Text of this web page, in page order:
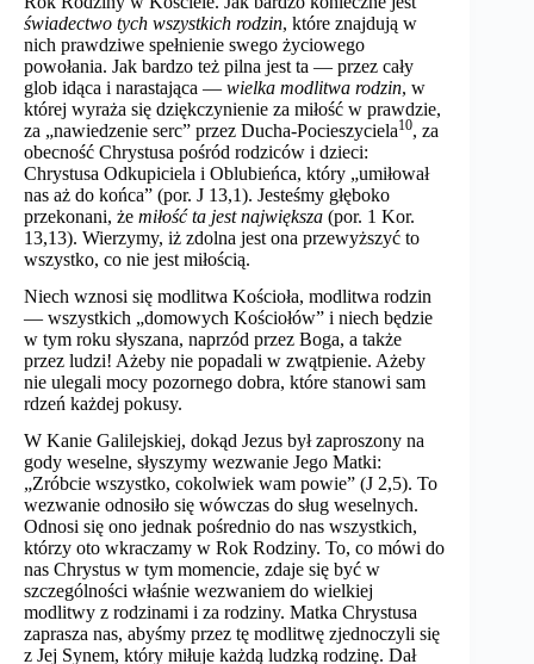
świadectwo tych wszystkich rodzin, które znajdują w
nich prawdziwe spełnienie swego życiowego
powołania. Jak bardzo też pilna jest ta — przez cały
glob idąca i narastająca — wielka modlitwa rodzin, w
której wyraża się dziękczynienie za miłość w prawdzie,
za „nawiedzenie serc” przez Ducha-Pocieszyciela10, za
obecność Chrystusa pośród rodziców i dzieci:
Chrystusa Odkupiciela i Oblubieńca, który „umiłował
nas aż do końca” (por. J 13,1). Jesteśmy głęboko
przekonani, że miłość ta jest największa (por. 1 Kor.
13,13). Wierzymy, iż zdolna jest ona przewyższyć to
wszystko, co nie jest miłością.
Niech wznosi się modlitwa Kościoła, modlitwa rodzin
— wszystkich „domowych Kościołów” i niech będzie
w tym roku słyszana, naprzód przez Boga, a także
przez ludzi! Ażeby nie popadali w zwątpienie. Ażeby
nie ulegali mocy pozornego dobra, które stanowi sam
rdzeń każdej pokusy.
W Kanie Galilejskiej, dokąd Jezus był zaproszony na
gody weselne, słyszymy wezwanie Jego Matki:
„Zróbcie wszystko, cokolwiek wam powie” (J 2,5). To
wezwanie odnosiło się wówczas do sług weselnych.
Odnosi się ono jednak pośrednio do nas wszystkich,
którzy oto wkraczamy w Rok Rodziny. To, co mówi do
nas Chrystus w tym momencie, zdaje się być w
szczególności właśnie wezwaniem do wielkiej
modlitwy z rodzinami i za rodziny. Matka Chrystusa
zaprasza nas, abyśmy przez tę modlitwę zjednoczyli się
z Jej Synem, który miłuje każdą ludzką rodzinę. Dał